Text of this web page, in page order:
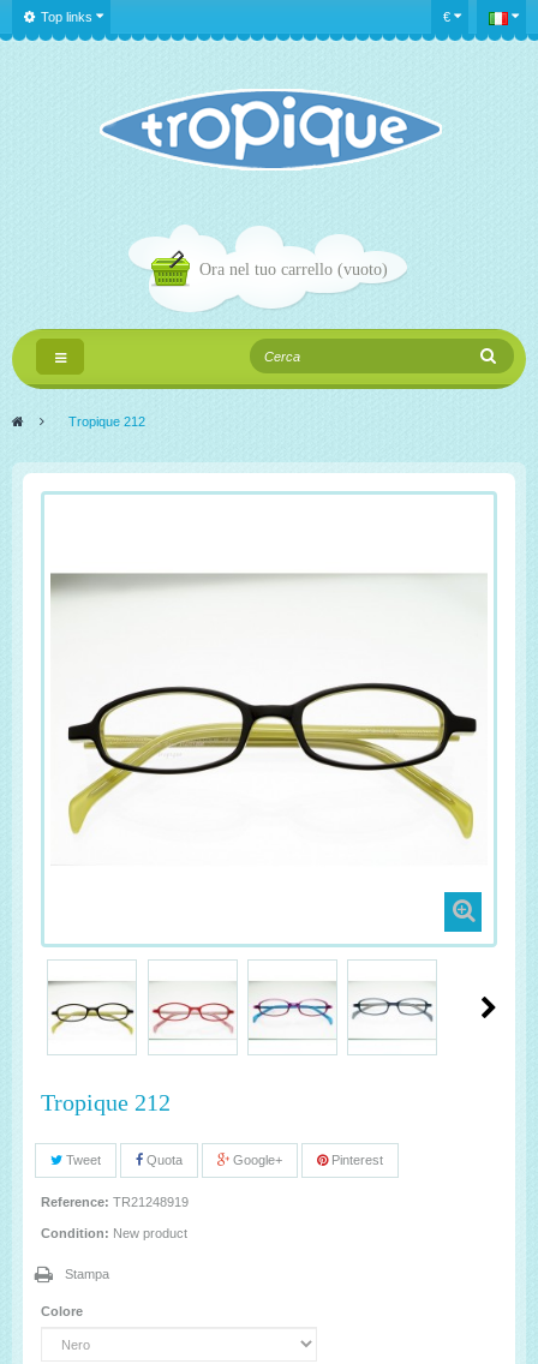
€
Top links
Ora nel tuo carrello (vuoto)
Navigazione
Toggle
> Tropique 212
Tropique 212
Tweet Quota Google+ Pinterest
Reference: TR21248919
Condition: New product
Stampa
Colore